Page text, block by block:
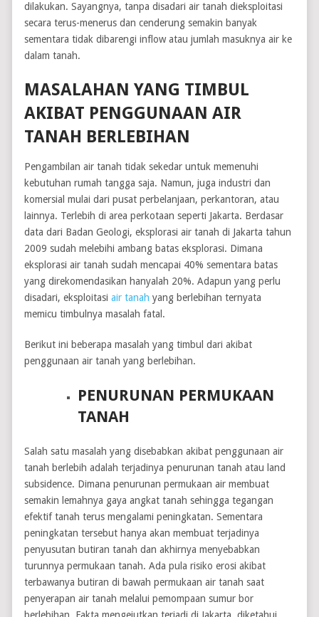
dilakukan. Sayangnya, tanpa disadari air tanah dieksploitasi
secara terus-menerus dan cenderung semakin banyak
sementara tidak dibarengi inflow atau jumlah masuknya air ke
dalam tanah.
MASALAHAN YANG TIMBUL
AKIBAT PENGGUNAAN AIR
TANAH BERLEBIHAN
Pengambilan air tanah tidak sekedar untuk memenuhi
kebutuhan rumah tangga saja. Namun, juga industri dan
komersial mulai dari pusat perbelanjaan, perkantoran, atau
lainnya. Terlebih di area perkotaan seperti Jakarta. Berdasar
data dari Badan Geologi, eksplorasi air tanah di Jakarta tahun
2009 sudah melebihi ambang batas eksplorasi. Dimana
eksplorasi air tanah sudah mencapai 40% sementara batas
yang direkomendasikan hanyalah 20%. Adapun yang perlu
disadari, eksploitasiair tanah yang berlebihan ternyata
memicu timbulnya masalah fatal.
Berikut ini beberapa masalah yang timbul dari akibat
penggunaan air tanah yang berlebihan.
PENURUNAN PERMUKAAN
TANAH
Salah satu masalah yang disebabkan akibat penggunaan air
tanah berlebih adalah terjadinya penurunan tanah atau land
subsidence. Dimana penurunan permukaan air membuat
semakin lemahnya gaya angkat tanah sehingga tegangan
efektif tanah terus mengalami peningkatan. Sementara
peningkatan tersebut hanya akan membuat terjadinya
penyusutan butiran tanah dan akhirnya menyebabkan
turunnya permukaan tanah. Ada pula risiko erosi akibat
terbawanya butiran di bawah permukaan air tanah saat
penyerapan air tanah melalui pemompaan sumur bor